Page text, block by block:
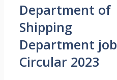
Department of
Shipping
Department job
Circular 2023